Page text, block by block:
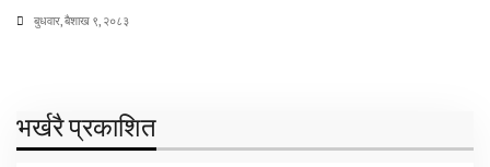
बुधवार, बैशाख ९, २०८३
भर्खरै प्रकाशित